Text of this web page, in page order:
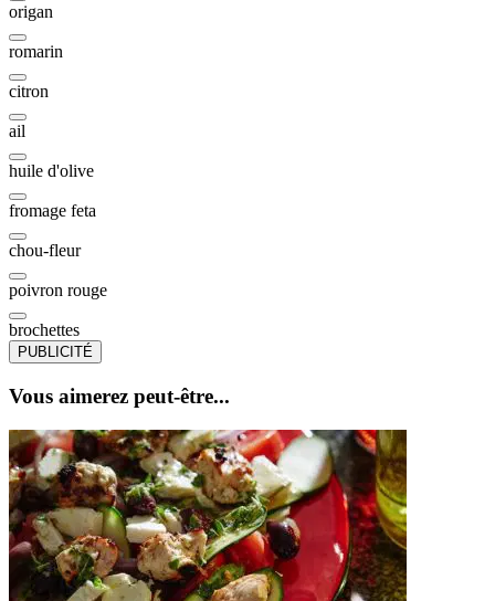
origan
romarin
citron
ail
huile d'olive
fromage feta
chou-fleur
poivron rouge
brochettes
PUBLICITÉ
Vous aimerez peut-être...